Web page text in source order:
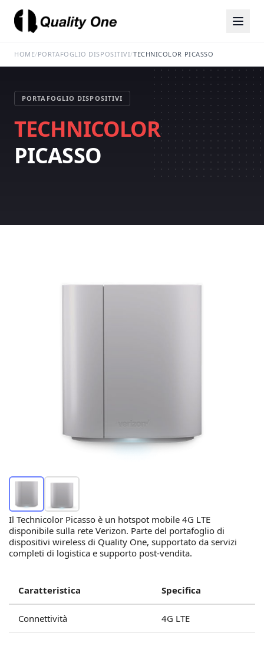
HOME/PORTAFOGLIO DISPOSITIVI/TECHNICOLOR PICASSO
PORTAFOGLIO DISPOSITIVI
TECHNICOLOR
PICASSO
Il Technicolor Picasso è un hotspot mobile 4G LTE
disponibile sulla rete Verizon. Parte del portafoglio di
dispositivi wireless di Quality One, supportato da servizi
completi di logistica e supporto post-vendita.
Caratteristica Specifica
Connettività 4G LTE